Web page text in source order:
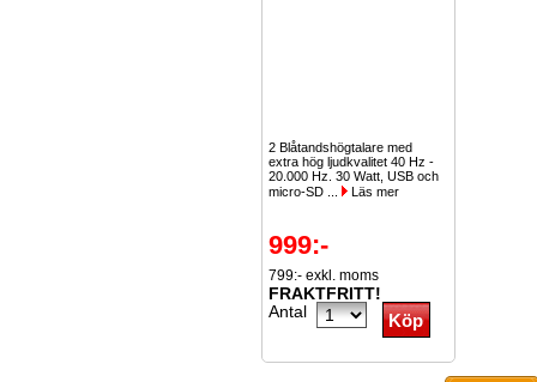
2 Blåtandshögtalare med
extra hög ljudkvalitet 40 Hz -
20.000 Hz. 30 Watt, USB och
micro-SD ...
Läs mer
999:-
799:- exkl. moms
FRAKTFRITT!
Antal